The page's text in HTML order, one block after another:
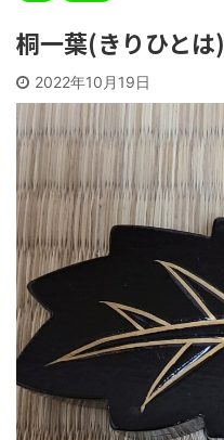
桐一葉(きりひとは)
2022年10月19日